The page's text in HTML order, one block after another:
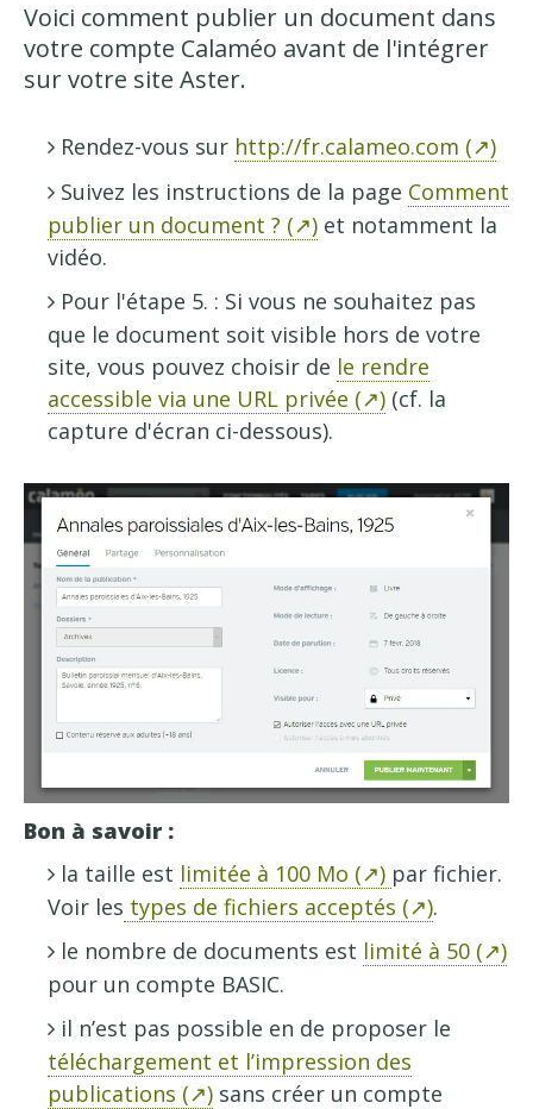
Voici comment publier un document dans
votre compte Calaméo avant de l'intégrer
sur votre site Aster.
Rendez-vous sur http://fr.calameo.com (↗)
Suivez les instructions de la page Comment
publier un document ? (↗) et notamment la
vidéo.
Pour l'étape 5. : Si vous ne souhaitez pas
que le document soit visible hors de votre
site, vous pouvez choisir de le rendre
accessible via une URL privée (↗) (cf. la
capture d'écran ci-dessous).
Bon à savoir :
la taille est limitée à 100 Mo (↗) par fichier.
Voir les types de fichiers acceptés (↗).
le nombre de documents est limité à 50 (↗)
pour un compte BASIC.
il n’est pas possible en de proposer le
téléchargement et l’impression des
publications (↗) sans créer un compte